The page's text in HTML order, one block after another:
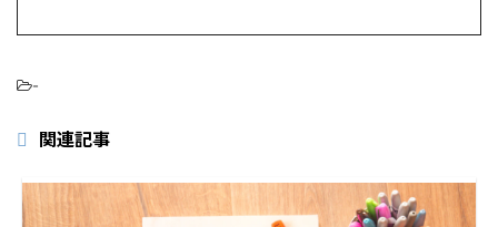
-
関連記事